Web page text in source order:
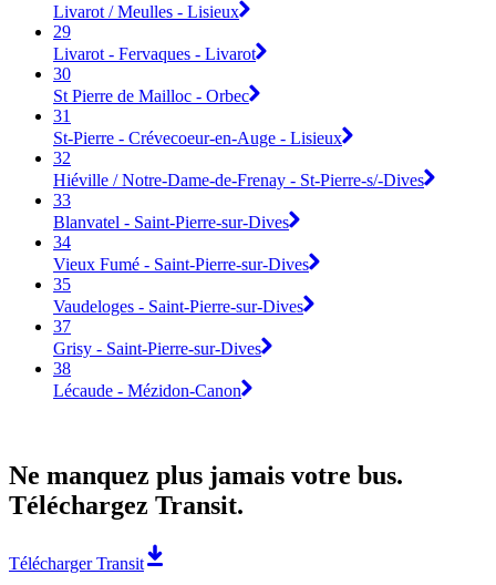
Livarot / Meulles - Lisieux
29
Livarot - Fervaques - Livarot
30
St Pierre de Mailloc - Orbec
31
St-Pierre - Crévecoeur-en-Auge - Lisieux
32
Hiéville / Notre-Dame-de-Frenay - St-Pierre-s/-Dives
33
Blanvatel - Saint-Pierre-sur-Dives
34
Vieux Fumé - Saint-Pierre-sur-Dives
35
Vaudeloges - Saint-Pierre-sur-Dives
37
Grisy - Saint-Pierre-sur-Dives
38
Lécaude - Mézidon-Canon
Ne manquez plus jamais votre bus.
Téléchargez Transit.
Télécharger Transit